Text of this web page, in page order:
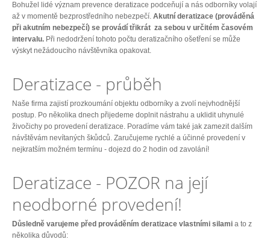
Bohužel lidé význam prevence deratizace podceňují a nás odborníky volají
až v momentě bezprostředního nebezpečí. Akutní deratizace (prováděná
při akutním nebezpečí) se provádí třikrát za sebou v určitém časovém
intervalu. Při nedodržení tohoto počtu deratizačního ošetření se může
výskyt nežádoucího návštěvníka opakovat.
Deratizace - průběh
Naše firma zajistí prozkoumání objektu odborníky a zvolí nejvhodnější
postup. Po několika dnech přijedeme doplnit nástrahu a uklidit uhynulé
živočichy po provedení deratizace. Poradíme vám také jak zamezit dalším
návštěvám nevítaných škůdců. Zaručujeme rychlé a účinné provedení v
nejkratším možném termínu - dojezd do 2 hodin od zavolání!
Deratizace - POZOR na její
neodborné provedení!
Důsledně varujeme před prováděním deratizace vlastními silami a to z
několika důvodů: